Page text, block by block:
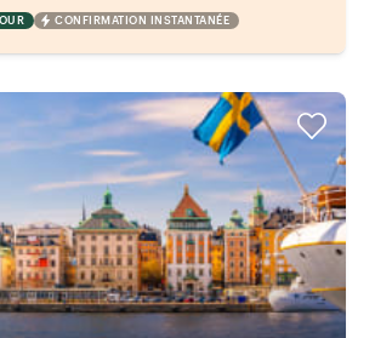
CONFIRMATION INSTANTANÉE